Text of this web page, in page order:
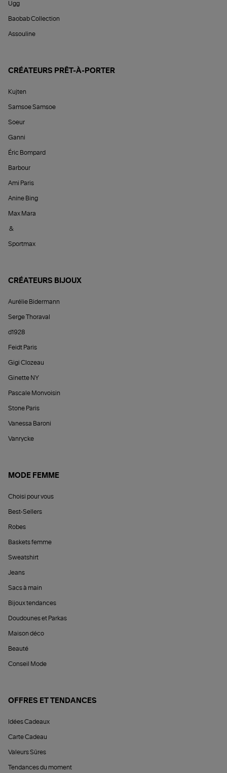
Ugg
Baobab Collection
Assouline
CRÉATEURS PRÊT-À-PORTER
Kujten
Samsoe Samsoe
Soeur
Ganni
Éric Bompard
Barbour
Ami Paris
Anine Bing
Max Mara
&
Sportmax
CRÉATEURS BIJOUX
Aurélie Bidermann
Serge Thoraval
d1928
Feidt Paris
Gigi Clozeau
Ginette NY
Pascale Monvoisin
Stone Paris
Vanessa Baroni
Vanrycke
MODE FEMME
Choisi pour vous
Best-Sellers
Robes
Baskets femme
Sweatshirt
Jeans
Sacs à main
Bijoux tendances
Doudounes et Parkas
Maison déco
Beauté
Conseil Mode
OFFRES ET TENDANCES
Idées Cadeaux
Carte Cadeau
Valeurs Sûres
Tendances du moment